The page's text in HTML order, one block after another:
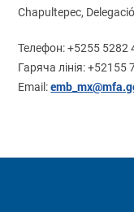
Chapultepec,
Телефон: +5255 5282
Гаряча лінія: +52155
Email: